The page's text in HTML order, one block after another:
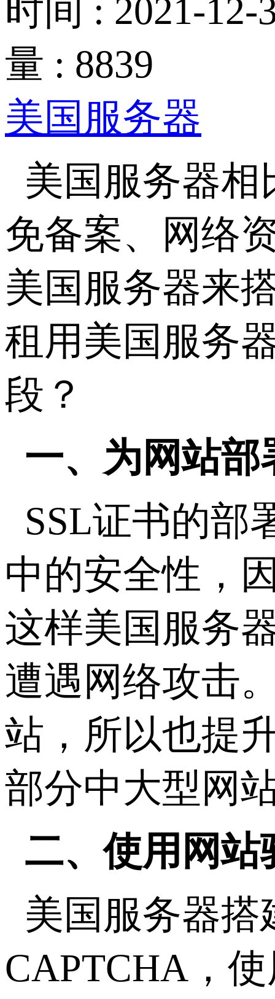
时间 : 2021-12-
量 : 8839
美国服务器
美国服务器
免备案、网络
美国服务器来
租用美国服务
段？
一、为网站部
SSL证书的部
中的安全性，
这样美国服务
遭遇网络攻击
站，所以也提
部分中大型网
二、使用网站
美国服务器
CAPTCHA，